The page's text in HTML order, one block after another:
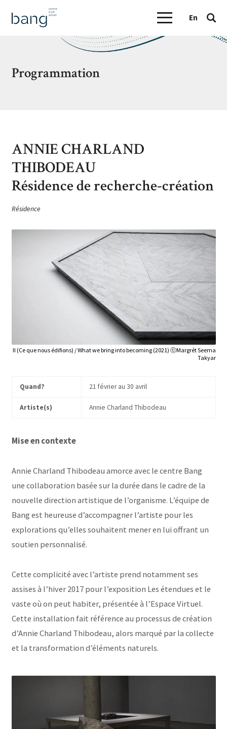
En
Programmation
ANNIE CHARLAND
THIBODEAU
Résidence de recherche-création
Résidence
II (Ce que nous édifions) / What we bring into becoming (2021) ⓒMargrét Seema
Takyar
Quand? 21 février au 30 avril
Artiste(s) Annie Charland Thibodeau
Mise en contexte
Annie Charland Thibodeau amorce avec le centre Bang
une collaboration basée sur la durée dans le cadre de la
nouvelle direction artistique de l’organisme. L’équipe de
Bang est heureuse d’accompagner l’artiste pour les
explorations qu’elles souhaitent mener en lui offrant un
soutien personnalisé.
Cette complicité avec l’artiste prend notamment ses
assises à l’hiver 2017 pour l’exposition Les étendues et le
vaste où on peut habiter, présentée à l’Espace Virtuel.
Cette installation fait référence au processus de création
d’Annie Charland Thibodeau, alors marqué par la collecte
et la transformation d’éléments naturels.